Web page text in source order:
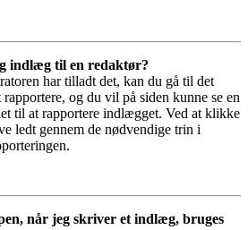
indlæg til en redaktør?
har tilladt det, kan du gå til det
og du vil på siden kunne se en
til at rapportere indlægget. Ved at klikke
ledt gennem de nødvendige trin i
når jeg skriver et indlæg, bruges